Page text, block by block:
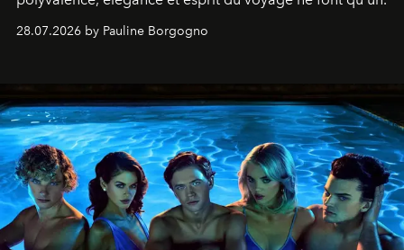
28.07.2026 by Pauline Borgogno